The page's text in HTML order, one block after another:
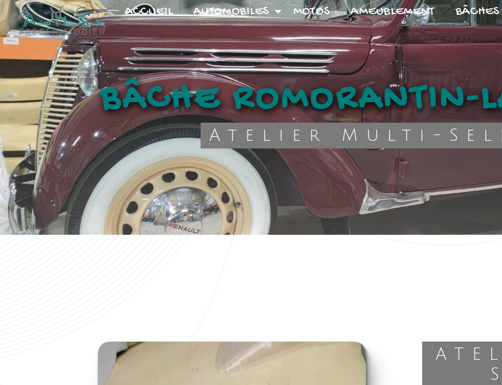
ACCUEIL AUTOMOBILES MOTOS AMEUBLEMENT BÂCHES
BÂCHE ROMORANTIN-
Atelier Multi-
ATELIER MULTI-
Panneau de gestion des cookies